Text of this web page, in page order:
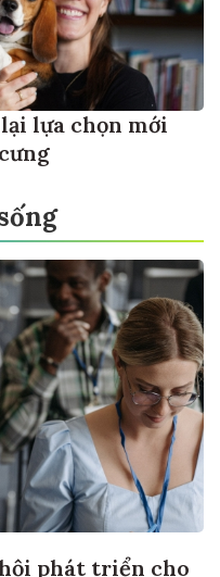
lựa chọn mới
phát triển cho